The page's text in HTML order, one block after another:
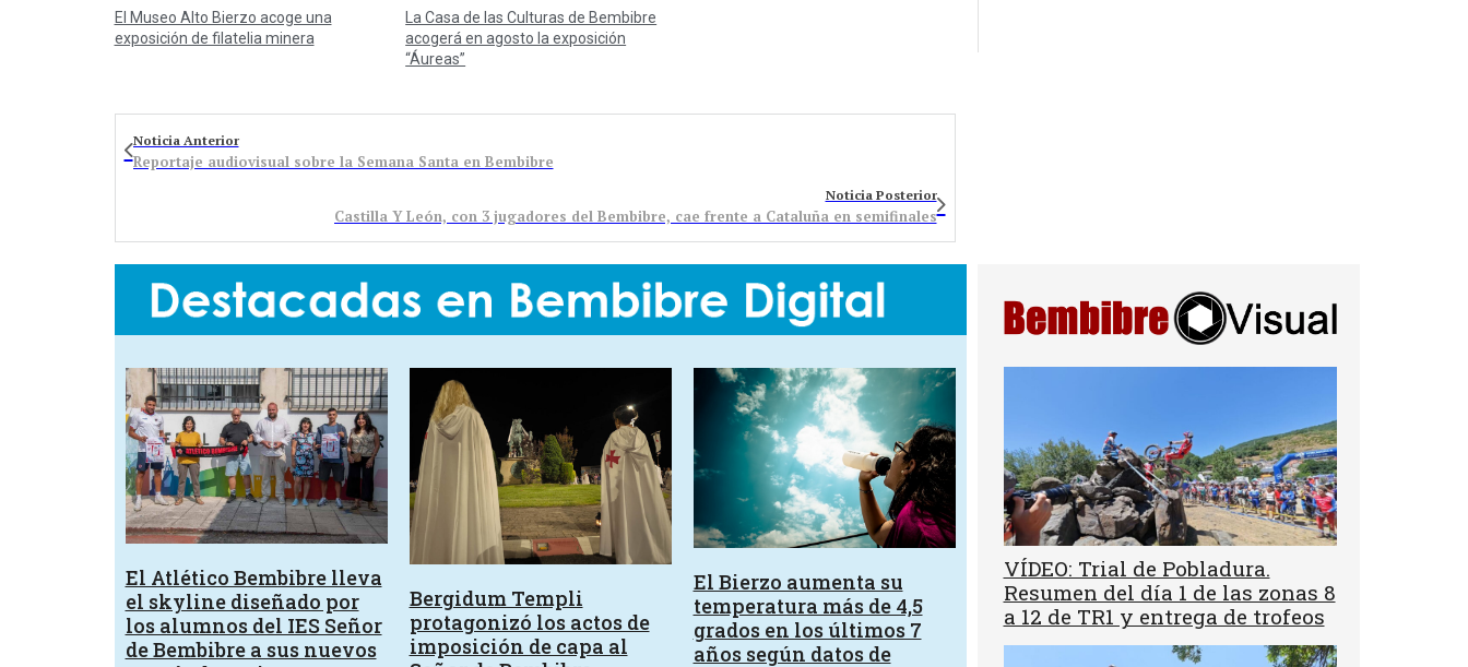
El Museo Alto Bierzo acoge una
exposición de filatelia minera
La Casa de las Culturas de Bembibre
acogerá en agosto la exposición
“Áureas”
Noticia Anterior
Reportaje audiovisual sobre la Semana Santa en Bembibre
Noticia Posterior
Castilla Y León, con 3 jugadores del Bembibre, cae frente a Cataluña en semifinales
El Atlético Bembibre lleva
el skyline diseñado por
los alumnos del IES Señor
de Bembibre a sus nuevos
Bergidum Templi
protagonizó los actos de
imposición de capa al
El Bierzo aumenta su
temperatura más de 4,5
grados en los últimos 7
años según datos de
VÍDEO: Trial de Pobladura.
Resumen del día 1 de las zonas 8
a 12 de TR1 y entrega de trofeos